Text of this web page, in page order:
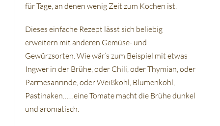
für Tage, an denen wenig Zeit zum Kochen ist.
Dieses einfache Rezept lässt sich beliebig
erweitern mit anderen Gemüse- und
Gewürzsorten. Wie wär’s zum Beispiel mit etwas
Ingwer in der Brühe, oder Chili, oder Thymian, oder
Parmesanrinde, oder Weißkohl, Blumenkohl,
Pastinaken……eine Tomate macht die Brühe dunkel
und aromatisch.